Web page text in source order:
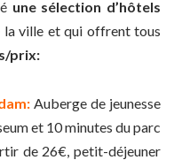
une sélection d’hôtels
la ville et qui offrent tous
prix:
Auberge de jeunesse
et 10 minutes du parc
de 26€, petit-déjeuner